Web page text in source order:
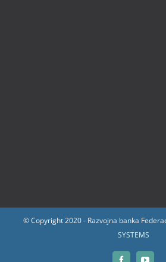
© Copyright 2020 - Razvojna banka
SYSTEMS